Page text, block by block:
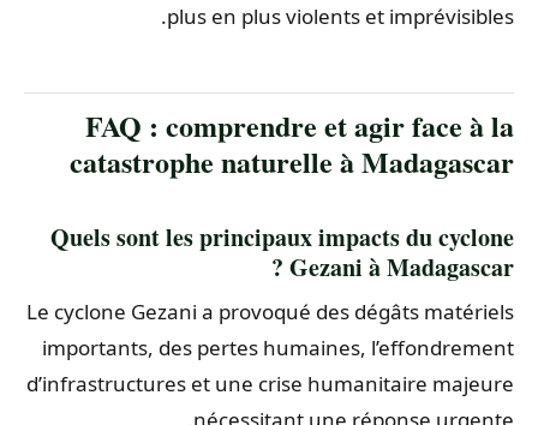
plus en plus violents et imprévisibles.
FAQ : comprendre et agir face à la
catastrophe naturelle à Madagascar
Quels sont les principaux impacts du cyclone
Gezani à Madagascar ?
Le cyclone Gezani a provoqué des dégâts matériels
importants, des pertes humaines, l’effondrement
d’infrastructures et une crise humanitaire majeure
nécessitant une réponse urgente.